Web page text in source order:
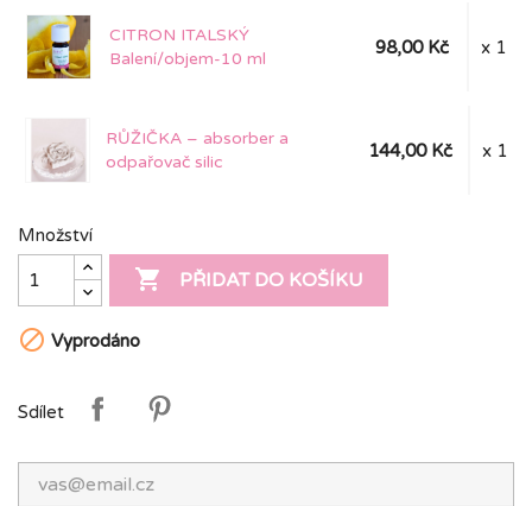
CITRON ITALSKÝ
Balení/objem-10 ml
98,00 Kč x 1
RŮŽIČKA – absorber a
odpařovač silic
144,00 Kč x 1
Množství
 PŘIDAT DO KOŠÍKU
 Vyprodáno
Sdílet